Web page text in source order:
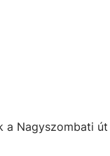
Nagyszombati